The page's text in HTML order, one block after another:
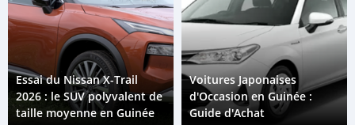
Essai du Nissan X-Trail
2026 : le SUV polyvalent de
taille moyenne en Guinée
Voitures Japonaises
d'Occasion en Guinée :
Guide d'Achat